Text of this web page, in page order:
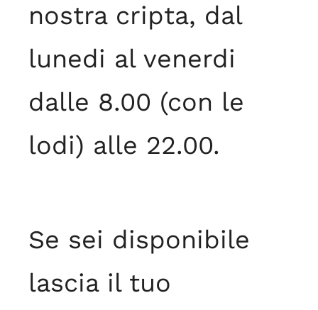
nostra cripta, dal
lunedi al venerdi
dalle 8.00 (con le
lodi) alle 22.00.
Se sei disponibile
lascia il tuo